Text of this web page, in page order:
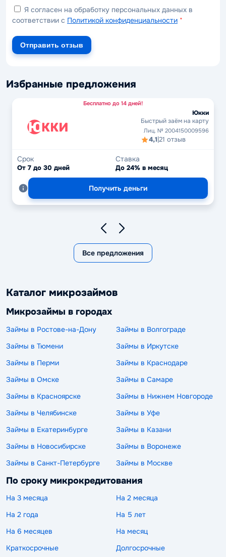
Я согласен на обработку персональных данных в
соответствии с Политикой конфиденциальности *
Отправить отзыв
Избранные предложения
Бесплатно до 14 дней!
Юкки
Быстрый заём на карту
Лиц. № 2004150009596
4,1|21 отзыв
Срок
От 7 до 30 дней
Ставка
До 24% в месяц
Получить деньги
Все предложения
Каталог микрозаймов
Микрозаймы в городах
Займы в Ростове-на-Дону
Займы в Волгограде
Займы в Тюмени
Займы в Иркутске
Займы в Перми
Займы в Краснодаре
Займы в Омске
Займы в Самаре
Займы в Красноярске
Займы в Нижнем Новгороде
Займы в Челябинске
Займы в Уфе
Займы в Екатеринбурге
Займы в Казани
Займы в Новосибирске
Займы в Воронеже
Займы в Санкт-Петербурге
Займы в Москве
По сроку микрокредитования
На 3 месяца
На 2 месяца
На 2 года
На 5 лет
На 6 месяцев
На месяц
Краткосрочные
Долгосрочные